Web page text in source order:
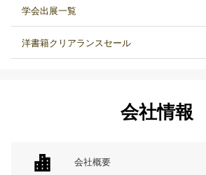
学会出展一覧
洋書籍クリアランスセール
会社情報
会社概要